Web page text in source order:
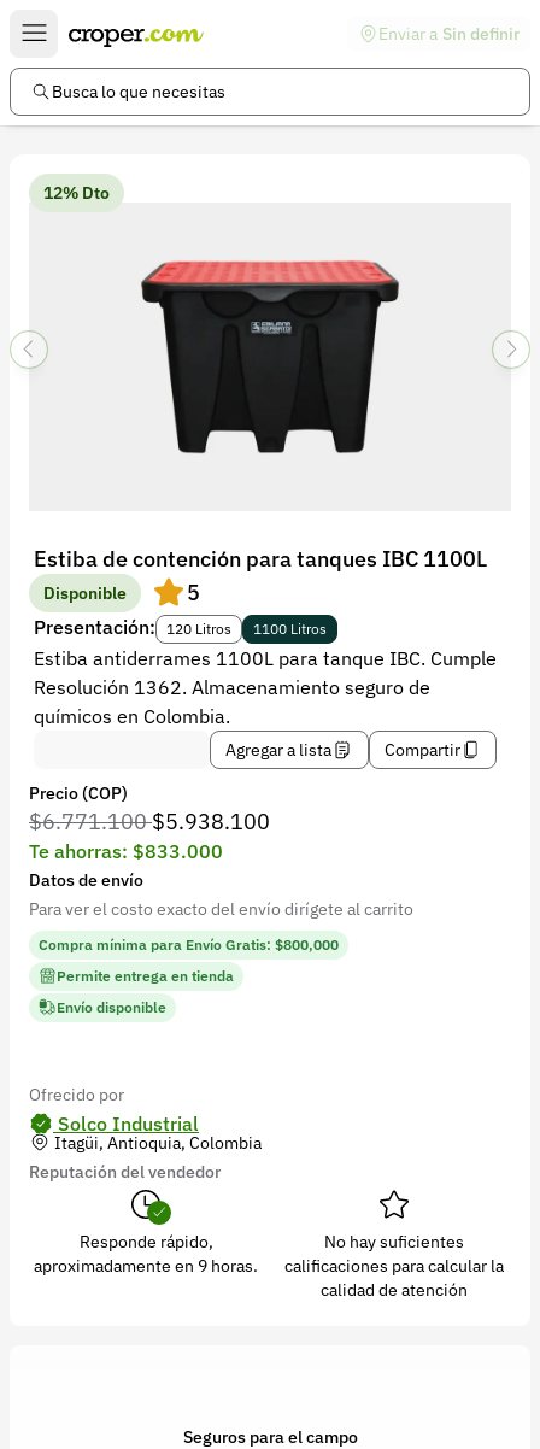
Enviar a Sin definir
Busca lo que necesitas
12% Dto
Estiba de contención para tanques IBC 1100L
Disponible 5
Presentación: 120 Litros 1100 Litros
Estiba antiderrames 1100L para tanque IBC. Cumple
Resolución 1362. Almacenamiento seguro de
químicos en Colombia.
Agregar a lista
Compartir
Precio (COP)
$6.771.100$5.938.100
Te ahorras: $833.000
Datos de envío
Para ver el costo exacto del envío dirígete al carrito
Compra mínima para Envío Gratis: $800,000
Permite entrega en tienda
Envío disponible
Ofrecido por
Solco Industrial
Itagüi, Antioquia, Colombia
Reputación del vendedor
Responde rápido,
aproximadamente en 9 horas.
No hay suficientes
calificaciones para calcular la
calidad de atención
Seguros para el campo
Enlaces de interés
Preguntas frecuentes
Ayuda
Términos y condiciones
Política de devoluciones
Política de privacidad
Recuperar contraseña
Contacto
Soporte
+57 323 2931928
© 2026 Croper.com Todos los derechos reservados
Versión 5.44.0
Síguenos